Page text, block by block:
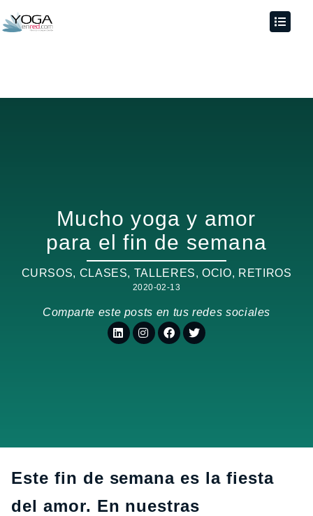
Mucho yoga y amor
para el fin de semana
CURSOS, CLASES, TALLERES,OCIO, RETIROS
2020-02-13
Comparte este posts en tus redes sociales
Este fin de semana es la fiesta
del amor. En nuestras